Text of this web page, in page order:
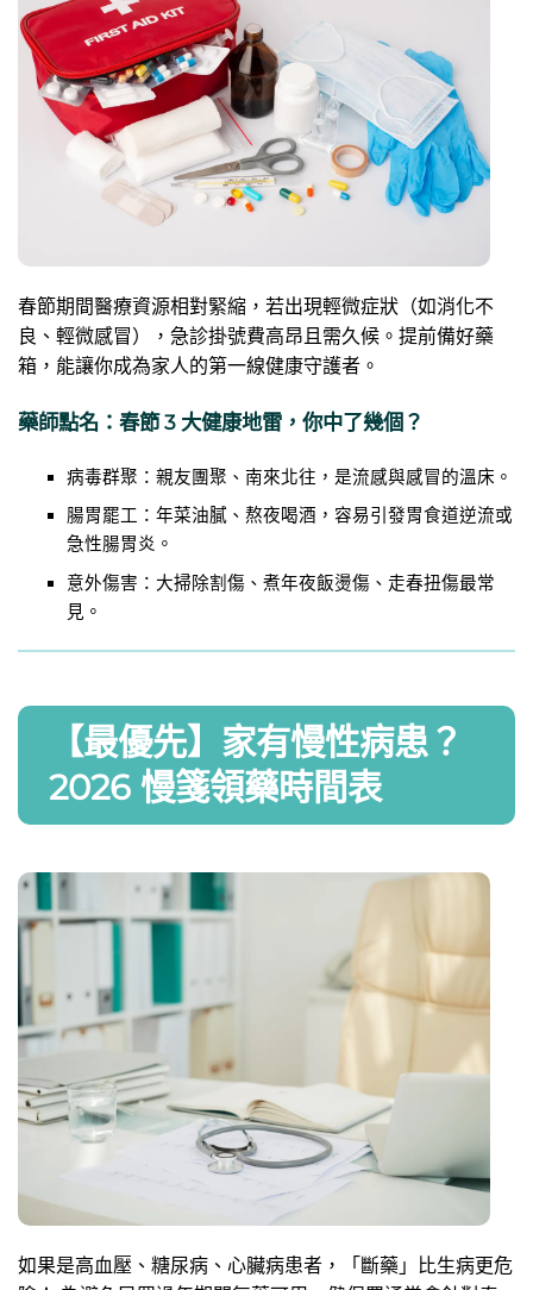
春節期間醫療資源相對緊縮，若出現輕微症狀（如消化不
良、輕微感冒），急診掛號費高昂且需久候。提前備好藥
箱，能讓你成為家人的第一線健康守護者。
藥師點名：春節 3 大健康地雷，你中了幾個？
病毒群聚：親友團聚、南來北往，是流感與感冒的溫床。
腸胃罷工：年菜油膩、熬夜喝酒，容易引發胃食道逆流或
急性腸胃炎。
意外傷害：大掃除割傷、煮年夜飯燙傷、走春扭傷最常
見。
【最優先】家有慢性病患？
2026 慢箋領藥時間表
如果是高血壓、糖尿病、心臟病患者，「斷藥」比生病更危